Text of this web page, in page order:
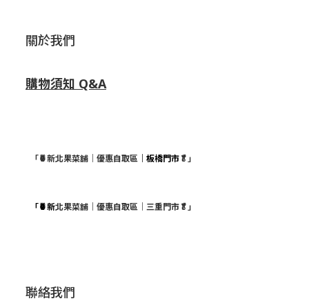
關於我們
購物須知 Q&A
「🍍新北果菜舖｜優惠自取區 ｜板橋門市🥬」
「🍍新北果菜舖｜優惠自取區｜三重門市🥬」
聯絡我們